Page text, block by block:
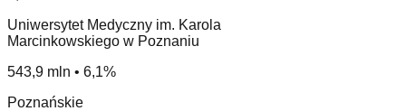
Uniwersytet Medyczny im. Karola
Marcinkowskiego w Poznaniu
543,9 mln • 6,1%
Poznańskie